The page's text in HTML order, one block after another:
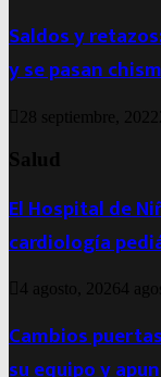
Saldos y
y se pasan
28 septiembre, 2022
Salud
El Hospital de
cardiología
4 agosto, 20264
Cambios
su equipo y